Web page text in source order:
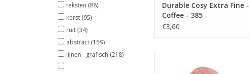
teksten (88)
kerst (95)
ruit (34)
abstract (159)
lijnen - grafisch (218)
Durable Cosy Extra Fine -
Coffee - 385
€3,60
Pink - 225